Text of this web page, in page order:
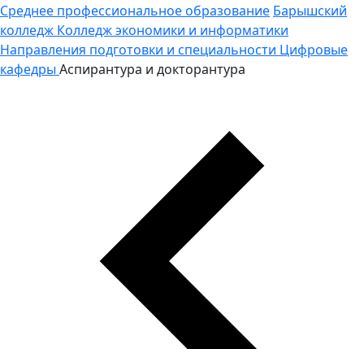
Среднее профессиональное образование Барышский
колледж Колледж экономики и информатики
Направления подготовки и специальности Цифровые
кафедры Аспирантура и докторантура